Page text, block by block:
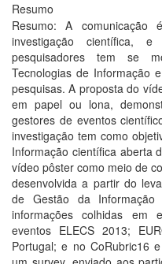
Resumo
Resumo: A
investigação científica,
pesquisadores tem se
Tecnologias de Informação
pesquisas. A proposta do
em papel ou lona,
gestores de eventos
investigação tem como
Informação científica aberta
vídeo pôster como meio de
desenvolvida a partir do
de Gestão da
informações colhidas em
eventos ELECS 2013;
Portugal; e no CoRubric16